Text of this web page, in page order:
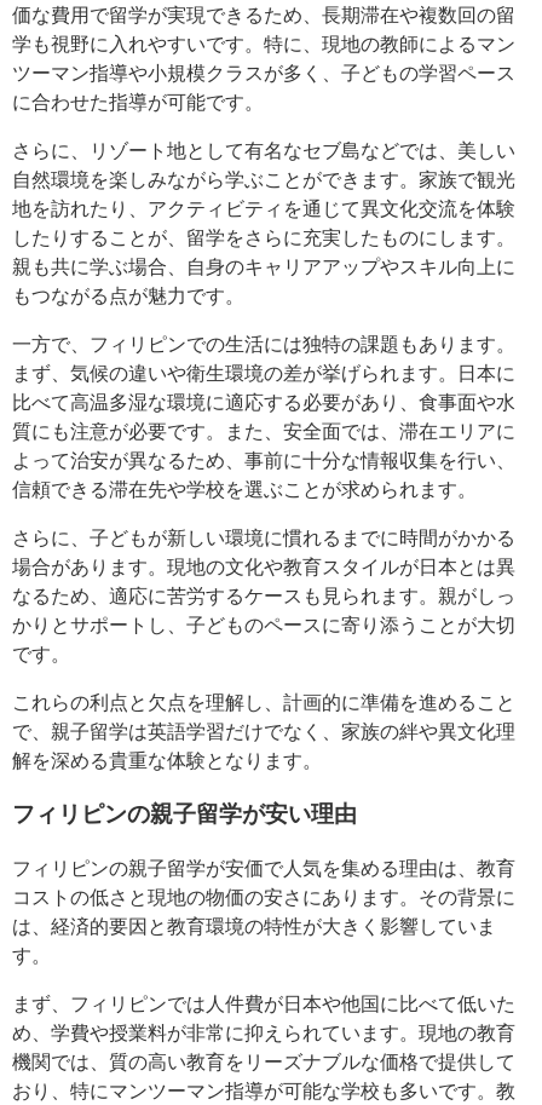
価な費用で留学が実現できるため、長期滞在や複数回の留
学も視野に入れやすいです。特に、現地の教師によるマン
ツーマン指導や小規模クラスが多く、子どもの学習ペース
に合わせた指導が可能です。
さらに、リゾート地として有名なセブ島などでは、美しい
自然環境を楽しみながら学ぶことができます。家族で観光
地を訪れたり、アクティビティを通じて異文化交流を体験
したりすることが、留学をさらに充実したものにします。
親も共に学ぶ場合、自身のキャリアアップやスキル向上に
もつながる点が魅力です。
一方で、フィリピンでの生活には独特の課題もあります。
まず、気候の違いや衛生環境の差が挙げられます。日本に
比べて高温多湿な環境に適応する必要があり、食事面や水
質にも注意が必要です。また、安全面では、滞在エリアに
よって治安が異なるため、事前に十分な情報収集を行い、
信頼できる滞在先や学校を選ぶことが求められます。
さらに、子どもが新しい環境に慣れるまでに時間がかかる
場合があります。現地の文化や教育スタイルが日本とは異
なるため、適応に苦労するケースも見られます。親がしっ
かりとサポートし、子どものペースに寄り添うことが大切
です。
これらの利点と欠点を理解し、計画的に準備を進めること
で、親子留学は英語学習だけでなく、家族の絆や異文化理
解を深める貴重な体験となります。
フィリピンの親子留学が安い理由
フィリピンの親子留学が安価で人気を集める理由は、教育
コストの低さと現地の物価の安さにあります。その背景に
は、経済的要因と教育環境の特性が大きく影響していま
す。
まず、フィリピンでは人件費が日本や他国に比べて低いた
め、学費や授業料が非常に抑えられています。現地の教育
機関では、質の高い教育をリーズナブルな価格で提供して
おり、特にマンツーマン指導が可能な学校も多いです。教